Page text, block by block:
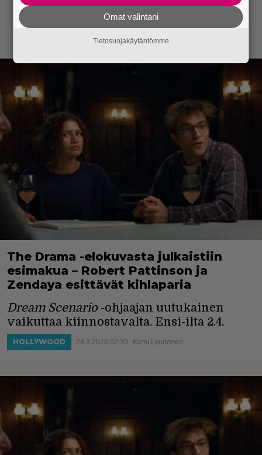
The Drama -elokuvasta julkaistiin
esimakua – Robert Pattinson ja
Zendaya esittävät kihlaparia
Dream Scenario-ohjaajan uutukainen
vaikuttaa kiinnostavalta. Ensi-ilta 2.4.
HOLLYWOOD 24.3.2026 02:30 Kami Launonen
Omat valintani
Tietosuojakäytäntömme